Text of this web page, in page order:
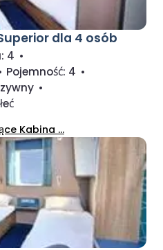
dla 4 osób
4 •
Pojemność: 4 •
•
Kabina ...